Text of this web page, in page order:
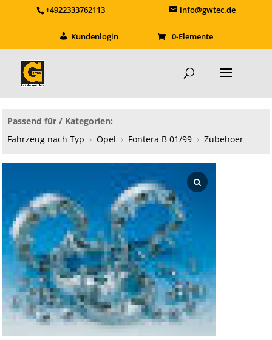
+4922333762113 info@gwtec.de
Kundenlogin 0-Elemente
Passend für / Kategorien:
Fahrzeug nach Typ › Opel › Fontera B 01/99 › Zubehoer